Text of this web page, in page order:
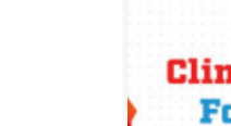
Tema
menja.